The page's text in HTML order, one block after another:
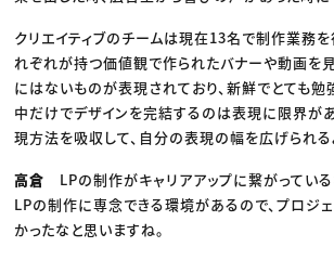
クリエイティブのチームは現在13名で制作業務を
れぞれが持つ価値観で作られたバナーや動画を
にはないものが表現されており、新鮮でとても勉
中だけでデザインを完結するのは表現に限界が
現方法を吸収して、自分の表現の幅を広げられる
高倉 LPの制作がキャリアアップに繋がっている
LPの制作に専念できる環境があるので、プロジ
かったなと思いますね。